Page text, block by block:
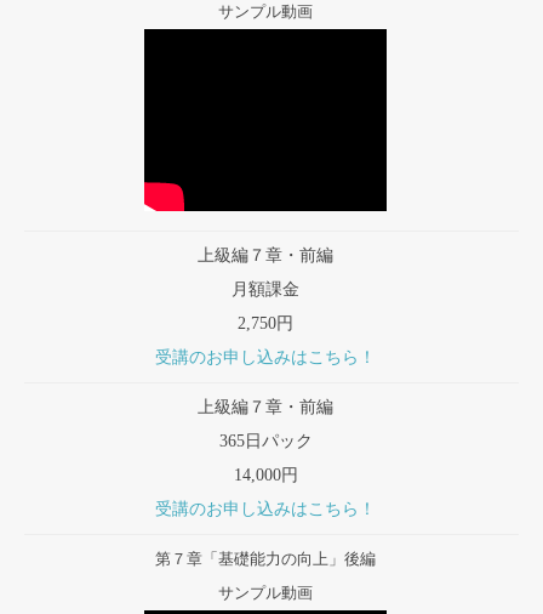
サンプル動画
上級編７章・前編
月額課金
2,750円
受講のお申し込みはこちら！
上級編７章・前編
365日パック
14,000円
受講のお申し込みはこちら！
第７章「基礎能力の向上」後編
サンプル動画